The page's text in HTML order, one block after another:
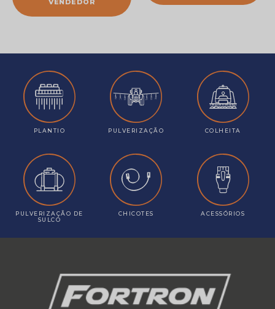
PLANTIO PULVERIZAÇÃO COLHEITA
PULVERIZAÇÃO DE
SULCO
CHICOTES ACESSÓRIOS